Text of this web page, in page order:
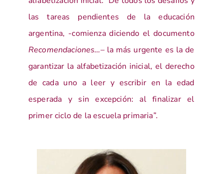
las tareas pendientes de la educación
argentina, -comienza diciendo el documento
Recomendaciones…– la más urgente es la de
garantizar la alfabetización inicial, el derecho
de cada uno a leer y escribir en la edad
esperada y sin excepción: al finalizar el
primer ciclo de la escuela primaria”.